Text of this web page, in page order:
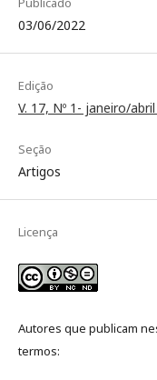
03/06/2022
Edição
V. 17, Nº 1- janeiro/
Seção
Artigos
Licença
Autores que publicam
termos: